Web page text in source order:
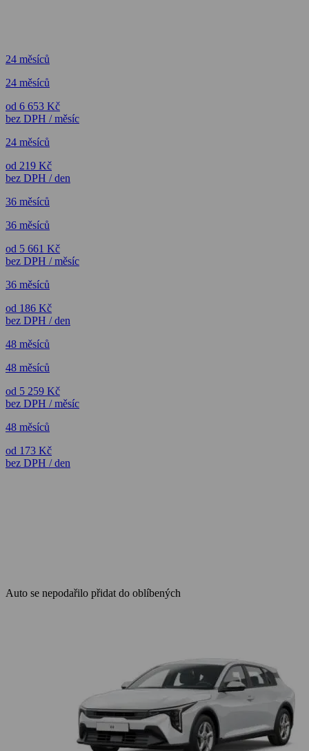
24 měsíců
24 měsíců
od 6 653 Kč
bez DPH / měsíc
24 měsíců
od 219 Kč
bez DPH / den
36 měsíců
36 měsíců
od 5 661 Kč
bez DPH / měsíc
36 měsíců
od 186 Kč
bez DPH / den
48 měsíců
48 měsíců
od 5 259 Kč
bez DPH / měsíc
48 měsíců
od 173 Kč
bez DPH / den
Auto se nepodařilo přidat do oblíbených